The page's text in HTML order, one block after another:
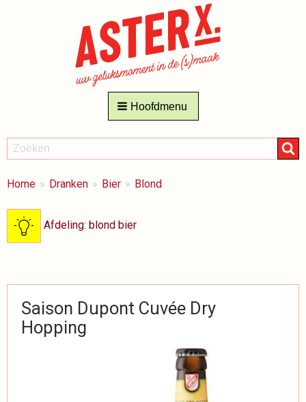
Hoofdmenu
ZOEKEN
Zoeken
BREADCRUMBS
Je
hier:
Home Dranken Bier Blond
Afdeling: blond bier
Saison Dupont Cuvée Dry
Hopping